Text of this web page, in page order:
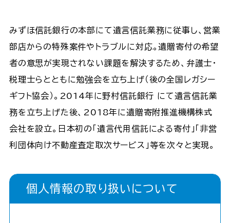
みずほ信託銀行の本部にて遺言信託業務に従事し、営業
部店からの特殊案件やトラブルに対応。遺贈寄付の希望
者の意思が実現されない課題を解決するため、弁護士・
税理士らとともに勉強会を立ち上げ（後の全国レガシー
ギフト協会）。2014年に野村信託銀行 にて遺言信託業
務を立ち上げた後、2018年に遺贈寄附推進機構株式
会社を設立。日本初の「遺言代用信託による寄付」「非営
利団体向け不動産査定取次サービス」等を次々と実現。
個人情報の取り扱いについて